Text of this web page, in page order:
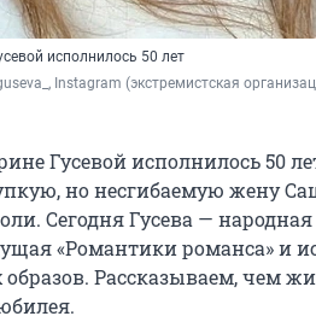
исполнилось 50 лет
Instagram (экстремистская
Гусевой исполнилось 50
но несгибаемую жену
Сегодня Гусева — народная
«Романтики романса» и
Рассказываем, чем